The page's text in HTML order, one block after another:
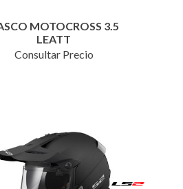
MOTOCROSS 3.5
LEATT
Consultar Precio